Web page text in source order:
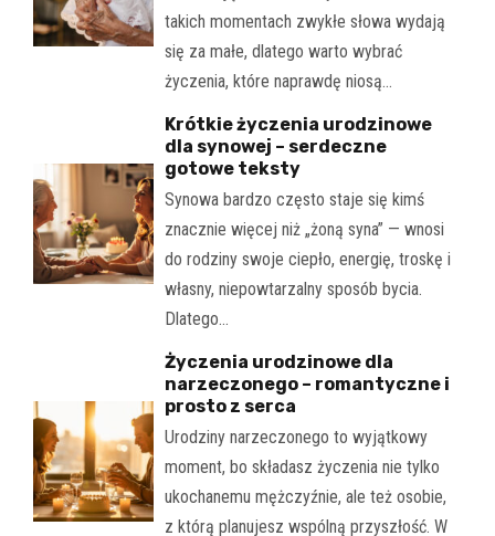
takich momentach zwykłe słowa wydają
się za małe, dlatego warto wybrać
życzenia, które naprawdę niosą…
Krótkie życzenia urodzinowe
dla synowej – serdeczne
gotowe teksty
Synowa bardzo często staje się kimś
znacznie więcej niż „żoną syna” — wnosi
do rodziny swoje ciepło, energię, troskę i
własny, niepowtarzalny sposób bycia.
Dlatego…
Życzenia urodzinowe dla
narzeczonego – romantyczne i
prosto z serca
Urodziny narzeczonego to wyjątkowy
moment, bo składasz życzenia nie tylko
ukochanemu mężczyźnie, ale też osobie,
z którą planujesz wspólną przyszłość. W